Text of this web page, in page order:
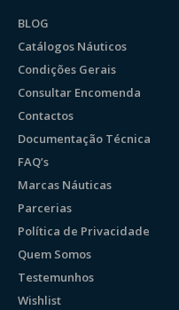
BLOG
Catálogos Náuticos
Condições Gerais
Consultar Encomenda
Contactos
Documentação Técnica
FAQ’s
Marcas Náuticas
Parcerias
Política de Privacidade
Quem Somos
Testemunhos
Wishlist